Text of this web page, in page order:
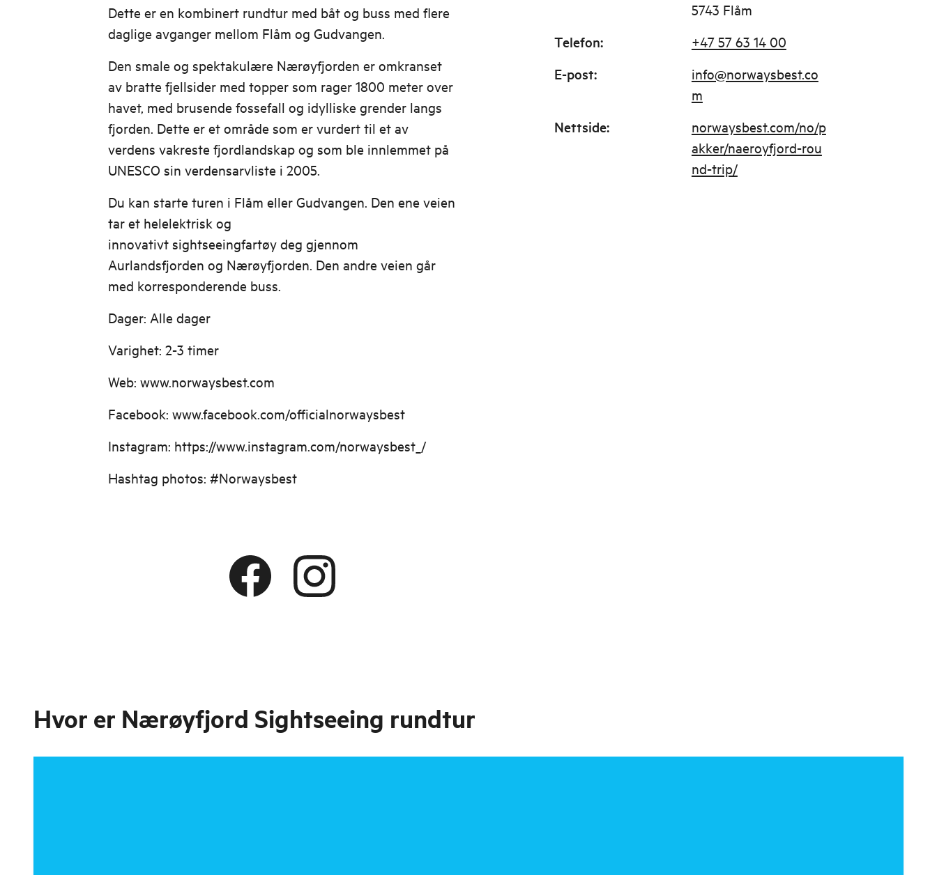
Dette er en kombinert rundtur med båt og buss med flere
daglige avganger mellom Flåm og Gudvangen.
Den smale og spektakulære Nærøyfjorden er omkranset
av bratte fjellsider med topper som rager 1800 meter over
havet, med brusende fossefall og idylliske grender langs
fjorden. Dette er et område som er vurdert til et av
verdens vakreste fjordlandskap og som ble innlemmet på
UNESCO sin verdensarvliste i 2005.
Du kan starte turen i Flåm eller Gudvangen. Den ene veien
tar et helelektrisk og
innovativt sightseeingfartøy deg gjennom
Aurlandsfjorden og Nærøyfjorden. Den andre veien går
med korresponderende buss.
Dager: Alle dager
Varighet: 2-3 timer
Web: www.norwaysbest.com
Facebook: www.facebook.com/officialnorwaysbest
Instagram: https://www.instagram.com/norwaysbest_/
Hashtag photos: #Norwaysbest
5743 Flåm
Telefon: +47 57 63 14 00
E-post:
info@norwaysbest.co
m
Nettside:
norwaysbest.com/no/p
akker/naeroyfjord-rou
nd-trip/
Hvor er Nærøyfjord Sightseeing rundtur